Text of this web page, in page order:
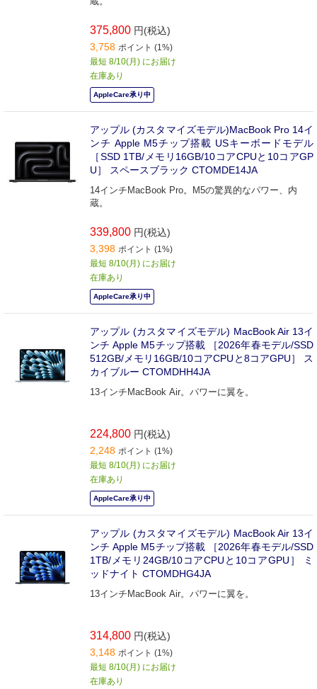
375,800 円(税込)
3,758 ポイント (1%)
最短 8/10(月) にお届け
在庫あり
AppleCare承り中
アップル (カスタマイズモデル)MacBook Pro 14イ
ンチ Apple M5チップ搭載 USキーボードモデル
［SSD 1TB/メモリ16GB/10コアCPUと10コアGP
U］ スペースブラック CTOMDE14JA
14インチMacBook Pro。M5の驚異的なパワー、内
蔵。
339,800 円(税込)
3,398 ポイント (1%)
最短 8/10(月) にお届け
在庫あり
AppleCare承り中
アップル (カスタマイズモデル) MacBook Air 13イ
ンチ Apple M5チップ搭載 ［2026年春モデル/SSD
512GB/メモリ16GB/10コアCPUと8コアGPU］ ス
カイブルー CTOMDHH4JA
13インチMacBook Air。パワーに翼を。
224,800 円(税込)
2,248 ポイント (1%)
最短 8/10(月) にお届け
在庫あり
AppleCare承り中
アップル (カスタマイズモデル) MacBook Air 13イ
ンチ Apple M5チップ搭載 ［2026年春モデル/SSD
1TB/メモリ24GB/10コアCPUと10コアGPU］ ミ
ッドナイト CTOMDHG4JA
13インチMacBook Air。パワーに翼を。
314,800 円(税込)
3,148 ポイント (1%)
最短 8/10(月) にお届け
在庫あり